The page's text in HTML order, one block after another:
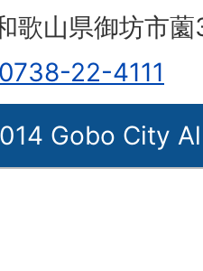
山県御坊市薗
0738-22-4111
Gobo City